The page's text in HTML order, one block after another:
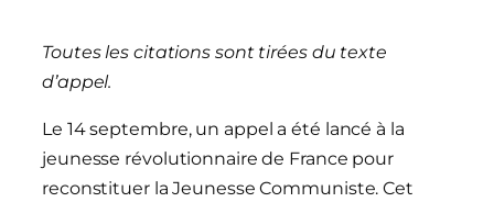
Toutes les citations sont tirées du texte
d’appel.
Le 14 septembre, un appel a été lancé à la
jeunesse révolutionnaire de France pour
reconstituer la Jeunesse Communiste. Cet